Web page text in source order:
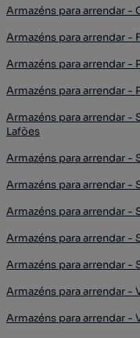
Armazéns para arrendar -
Armazéns para arrendar -
Armazéns para arrendar -
Armazéns para arrendar -
Armazéns para arrendar -
Lafões
Armazéns para arrendar -
Armazéns para arrendar -
Armazéns para arrendar -
Armazéns para arrendar -
Armazéns para arrendar -
Armazéns para arrendar -
Armazéns para arrendar -